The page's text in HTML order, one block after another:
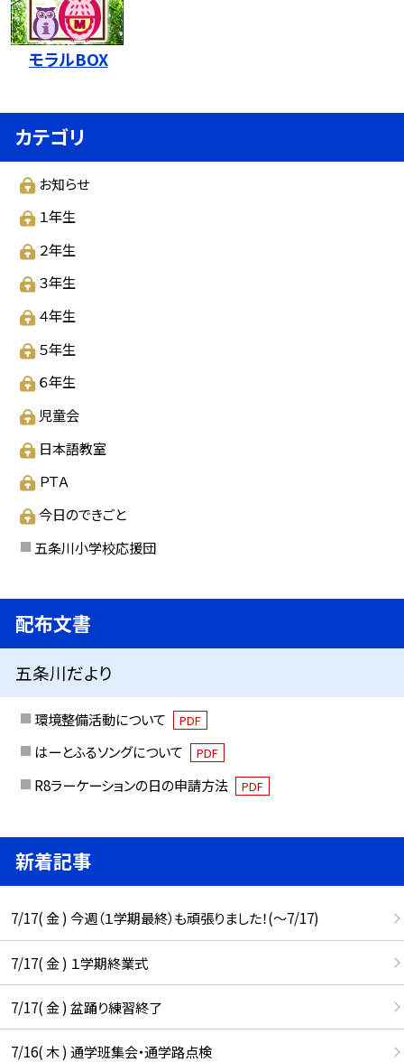
モラルBOX
カテゴリ
お知らせ
１年生
２年生
３年生
４年生
５年生
６年生
児童会
日本語教室
ＰＴＡ
今日のできごと
五条川小学校応援団
配布文書
五条川だより
環境整備活動について PDF
はーとふるソングについて PDF
R8ラーケーションの日の申請方法 PDF
新着記事
7/17( 金 ) 今週（１学期最終）も頑張りました！(〜7/17)
7/17( 金 ) １学期終業式
7/17( 金 ) 盆踊り練習終了
7/16( 木 ) 通学班集会・通学路点検